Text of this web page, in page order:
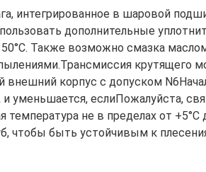
интегрированное в шаровой
дополнительные
Также возможно смазка
крутящего
внешний корпус с допуском
и уменьшается, еслиПожалуйста,
не в пределах от +5°C
чтобы быть устойчивым к